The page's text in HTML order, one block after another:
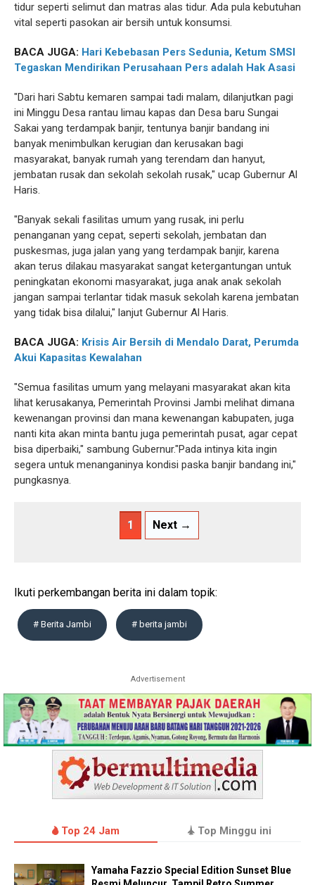
tidur seperti selimut dan matras alas tidur. Ada pula kebutuhan
vital seperti pasokan air bersih untuk konsumsi.
BACA JUGA: Hari Kebebasan Pers Sedunia, Ketum SMSI
Tegaskan Mendirikan Perusahaan Pers adalah Hak Asasi
"Dari hari Sabtu kemaren sampai tadi malam, dilanjutkan pagi
ini Minggu Desa rantau limau kapas dan Desa baru Sungai
Sakai yang terdampak banjir, tentunya banjir bandang ini
banyak menimbulkan kerugian dan kerusakan bagi
masyarakat, banyak rumah yang terendam dan hanyut,
jembatan rusak dan sekolah sekolah rusak," ucap Gubernur Al
Haris.
"Banyak sekali fasilitas umum yang rusak, ini perlu
penanganan yang cepat, seperti sekolah, jembatan dan
puskesmas, juga jalan yang yang terdampak banjir, karena
akan terus dilakau masyarakat sangat ketergantungan untuk
peningkatan ekonomi masyarakat, juga anak anak sekolah
jangan sampai terlantar tidak masuk sekolah karena jembatan
yang tidak bisa dilalui," lanjut Gubernur Al Haris.
BACA JUGA: Krisis Air Bersih di Mendalo Darat, Perumda
Akui Kapasitas Kewalahan
"Semua fasilitas umum yang melayani masyarakat akan kita
lihat kerusakanya, Pemerintah Provinsi Jambi melihat dimana
kewenangan provinsi dan mana kewenangan kabupaten, juga
nanti kita akan minta bantu juga pemerintah pusat, agar cepat
bisa diperbaiki," sambung Gubernur."Pada intinya kita ingin
segera untuk menanganinya kondisi paska banjir bandang ini,"
pungkasnya.
1 Next →
Ikuti perkembangan berita ini dalam topik:
# Berita Jambi # berita jambi
Advertisement
Top 24 Jam Top Minggu ini
Yamaha Fazzio Special Edition Sunset Blue